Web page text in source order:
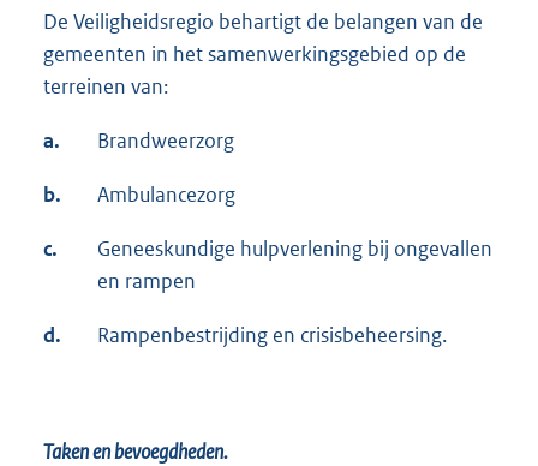
De Veiligheidsregio behartigt de belangen van de
gemeenten in het samenwerkingsgebied op de
terreinen van:
a. Brandweerzorg
b. Ambulancezorg
c.
Geneeskundige hulpverlening bij ongevallen
en rampen
d. Rampenbestrijding en crisisbeheersing.
Taken en bevoegdheden.